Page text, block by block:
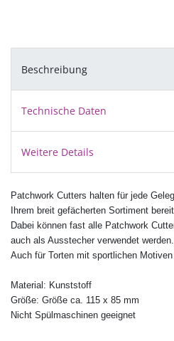
Beschreibung
Technische Daten
Weitere Details
Patchwork Cutters halten für jede
Ihrem breit gefächerten Sortiment
Dabei können fast alle Patchwork
auch als Ausstecher verwendet werden.
Auch für Torten mit sportlichen
Material: Kunststoff
Größe: Größe ca. 115 x 85 mm
Nicht Spülmaschinen geeignet